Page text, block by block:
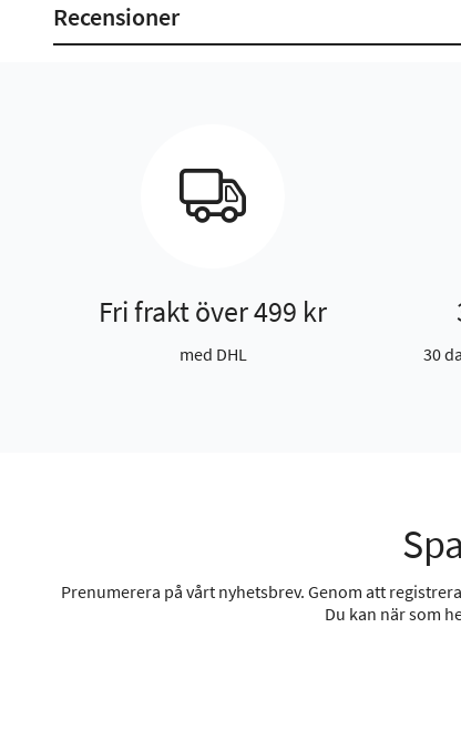
Recensioner
Fri frakt över 499 kr
med DHL
30
Prenumerera på vårt nyhetsbrev. Genom att
Du kan när som